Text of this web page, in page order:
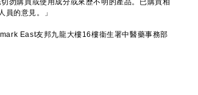
勿購買或使用成分或來歷不明的產品。已購買相
員的意見。」
East友邦九龍大樓16樓衞生署中醫藥事務部